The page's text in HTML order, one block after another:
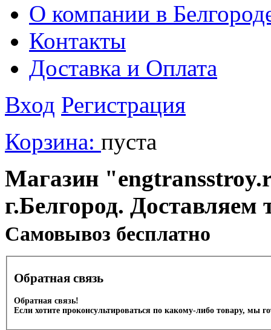
О компании в
Контакты
Доставка и Оплата
Вход Регистрация
Корзина: пуста
Магазин
г.Белгород.
Cамовывоз бесплатно
Обратная связь
Обратная связь!
Если хотите проконсультироваться по какому-либо товару, мы